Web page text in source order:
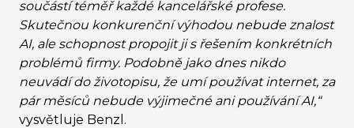
součástí téměř každé kancelářské profese.
Skutečnou konkurenční výhodou nebude znalost
AI, ale schopnost propojit ji s řešením konkrétních
problémů firmy. Podobně jako dnes nikdo
neuvádí do životopisu, že umí používat internet, za
pár měsíců nebude výjimečné ani používání AI,“
vysvětluje Benzl.